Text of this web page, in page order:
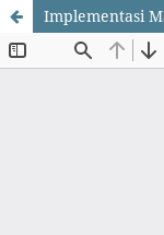
Implementasi